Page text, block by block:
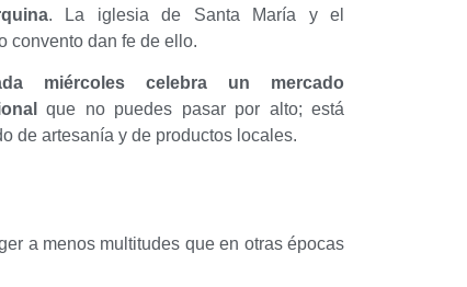
. La iglesia de Santa María y el
convento dan fe de ello.
miércoles celebra un mercado
que no puedes pasar por alto; está
de artesanía y de productos locales.
a menos multitudes que en otras épocas